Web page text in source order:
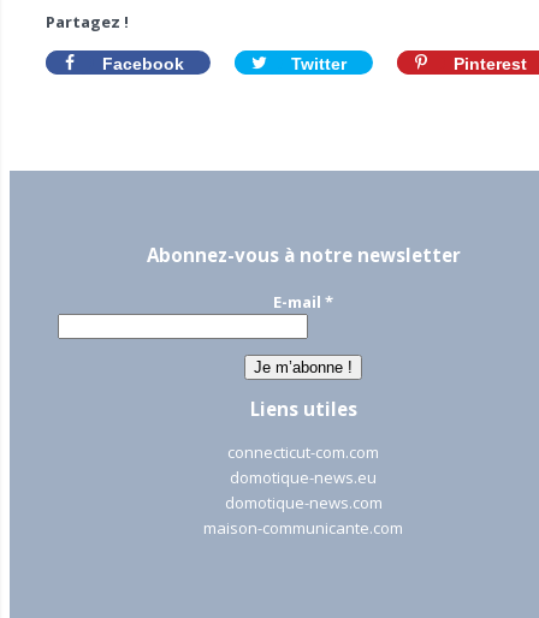
Partagez !
Facebook Twitter Pinterest
Abonnez-vous à notre newsletter
E-mail *
Liens utiles
connecticut-com.com
domotique-news.eu
domotique-news.com
maison-communicante.com